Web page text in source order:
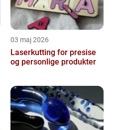
03 maj 2026
Laserkutting for presise
og personlige produkter